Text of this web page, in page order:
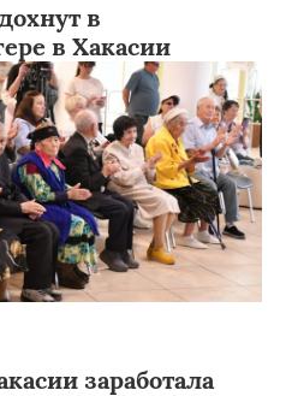
в
в Хакасии
заработала